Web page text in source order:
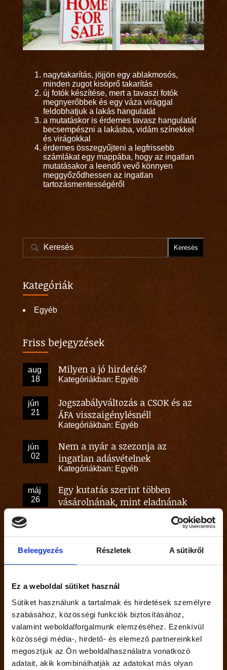
Beleegyezés Részletek A sütikről
Ez a weboldal sütiket használ
Sütiket használunk a tartalmak és hirdetések személyre
szabásához, közösségi funkciók biztosításához,
valamint weboldalforgalmunk elemzéséhez. Ezenkívül
közösségi média-, hirdető- és elemező partnereinkkel
megosztjuk az Ön weboldalhasználatra vonatkozó
adatait, akik kombinálhatják az adatokat más olyan
nagytakarítás, jöjjön egy ablakmosós,
minden zugot kisöprő takarítás
új fotók készítése, mert a tavaszi fotók
megnyerőbbek és egy váza virággal
feldobhatjuk a lakás hangulatát
a mutatáskor is érdemes tavasz hangulatát
becsempészni a lakásba, vidám színekkel
és virágokkal
érdemes összegyűjteni a legfrissebb
számlákat egy mappába, hogy az ingatlan
mutatásakor a leendő vevő könnyen
meggyőződhessen az ingatlan
tartozásmentességéről
Kategóriák
Egyéb
Friss bejegyzések
aug
18
Milyen a jó hirdetés?
Kategóriákban: Egyéb
jún
21
Jogszabályváltozás a CSOK és az
ÁFA visszaigénylésnél!
Kategóriákban: Egyéb
jún
02
Nem a nyár a szezonja az
ingatlan adásvételnek
Kategóriákban: Egyéb
máj
26
Egy kutatás szerint többen
vásárolnának, mint eladnának
máj
02
Személyes tapasztalat az irodából
Kategóriákban:Egyéb
25
Kategóriákban:Egyéb
ápr
18
Napjaink ingatlanviszonyaira
tekintettel mindenképpen
javasoltak az alábbiak egy ügyvéd
segítségével:
Kategóriákban: Egyéb